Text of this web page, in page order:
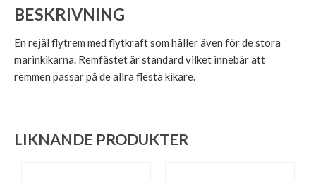
BESKRIVNING
En rejäl flytrem med flytkraft som håller även för de stora
marinkikarna. Remfästet är standard vilket innebär att
remmen passar på de allra flesta kikare.
LIKNANDE PRODUKTER